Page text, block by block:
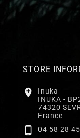
STORE

Inuka
INUKA -
74320
France
 04 58 28